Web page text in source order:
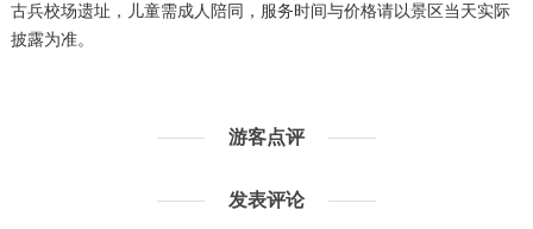
古兵校场遗址，儿童需成人陪同，服务时间与价格请以景区当天实际
披露为准。
游客点评
发表评论